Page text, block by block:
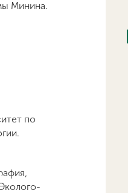
Минина.
по